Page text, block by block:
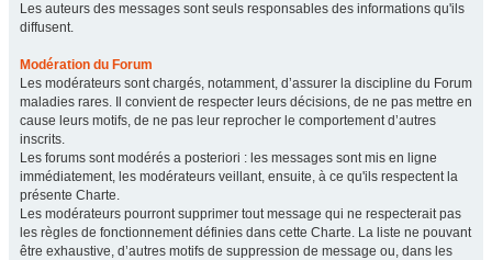
Les auteurs des messages sont seuls responsables des informations qu'ils
diffusent.
Modération du Forum
Les modérateurs sont chargés, notamment, d’assurer la discipline du Forum
maladies rares. Il convient de respecter leurs décisions, de ne pas mettre en
cause leurs motifs, de ne pas leur reprocher le comportement d’autres
inscrits.
Les forums sont modérés a posteriori : les messages sont mis en ligne
immédiatement, les modérateurs veillant, ensuite, à ce qu'ils respectent la
présente Charte.
Les modérateurs pourront supprimer tout message qui ne respecterait pas
les règles de fonctionnement définies dans cette Charte. La liste ne pouvant
être exhaustive, d’autres motifs de suppression de message ou, dans les